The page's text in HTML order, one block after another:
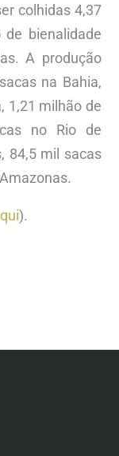
colhidas 4,37
bienalidade
A produção
na Bahia,
1,21 milhão de
no Rio de
84,5 mil sacas
).